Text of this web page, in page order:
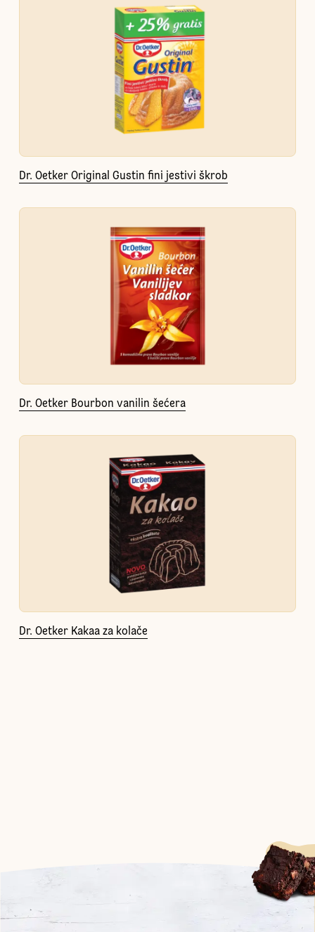
Dr. Oetker Original Gustin fini jestivi škrob
Dr. Oetker Bourbon vanilin šećera
Dr. Oetker Kakaa za kolače